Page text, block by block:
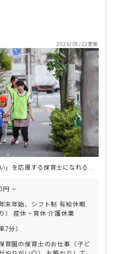
2026/05/22更新
子どもの「やってみたい」を応援する保育士になれる。週3日〜OK
円 ~
末年始、シフト制 有給休暇
） 産休・育休 介護休業
7分）
育園の保育士のお仕事（子ど